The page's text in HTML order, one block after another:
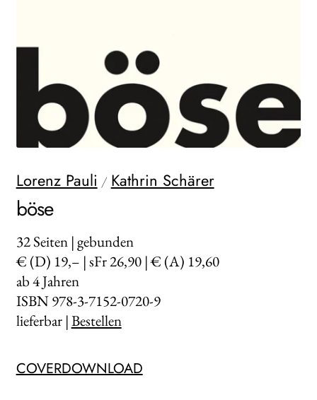
Search:
Lorenz Pauli / Kathrin Schärer
böse
32Seiten | gebunden
€ (D) 19,– | sFr 26,90 | € (A) 19,60
ab 4 Jahren
ISBN 978-3-7152-0720-9
lieferbar |Bestellen
COVERDOWNLOAD